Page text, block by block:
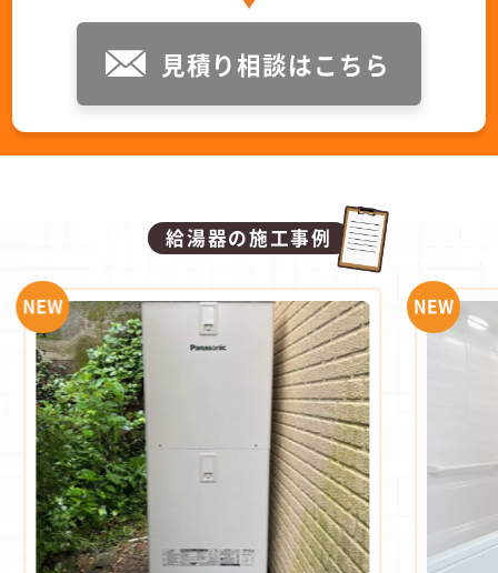
見積り相談はこちら
給湯器の施工事例
NEW NEW